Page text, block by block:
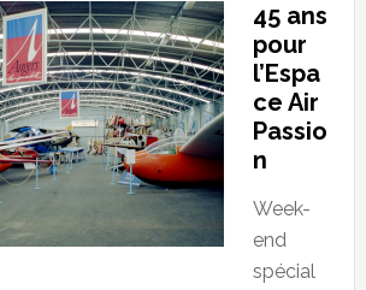
45 ans
pour
l’Espa
ce Air
Passio
n
Week-
end
spécial